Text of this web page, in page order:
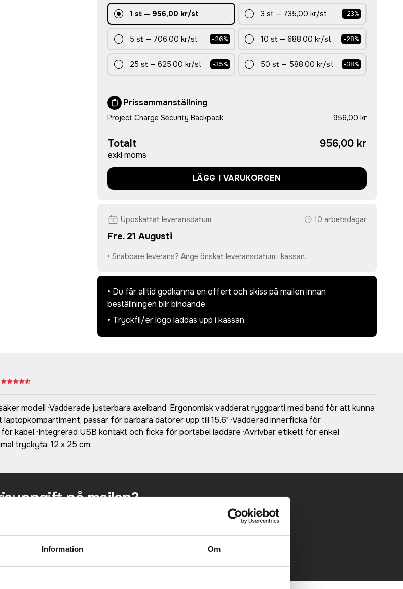
Information Om
1 st— 956,00 kr/st 3 st — 735,00 kr/st -23%
5 st — 706,00 kr/st -26% 10 st —688,00 kr/st -28%
25 st — 625,00 kr/st -35% 50 st — 588,00 kr/st -38%
Prissammanställning
Project Charge Security Backpack 956,00 kr
Totalt
exkl moms
956,00 kr
LÄGG I VARUKORGEN
Uppskattat leveransdatum 10 arbetsdagar
Fre. 21 Augusti
• Snabbare leverans? Ange önskat leveransdatum i kassan.
• Du får alltid godkänna en offert och skiss på mailen innan
beställningen blir bindande.
• Tryckfil/er logo laddas upp i kassan.
modell ·Vadderade justerbara axelband ·Ergonomisk vadderat ryggparti med band för att kunna
passar för bärbara datorer upp till 15.6" ·Vadderad innerficka för
kabel ·Integrerad USB kontakt och ficka för portabel laddare ·Avrivbar etikett för enkel
tryckyta: 12 x 25 cm.
på mailen?
att få förslag på produkt och pris över mailen.
KONTAKTA OSS